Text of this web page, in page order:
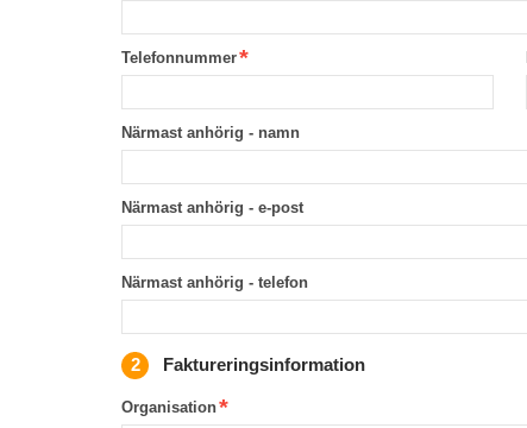
Telefonnummer
Närmast anhörig - namn
Närmast anhörig - e-post
Närmast anhörig - telefon
Faktureringsinformation
Organisation